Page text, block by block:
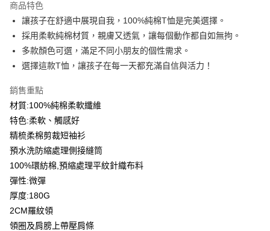
合作金庫商業銀行
華南商業銀行
彰化商業銀行
上海商業儲蓄銀行
台北富邦商業銀行
國泰世華商業銀行
兆豐國際商業銀行
臺灣中小企業銀行
台中商業銀行
聯邦商業銀行
元大商業銀行
台新國際商業銀行
台灣樂天信用卡公司
6 期 0 利率 每期
華南商業銀行
彰化商業銀行
上海商業儲蓄銀行
台北富邦商業銀行
國泰世華商業銀行
兆豐國際商業銀行
匯豐（台灣）商業銀行
聯邦商業銀行
元大商業銀行
玉山商業銀行
台灣樂天信用卡公司
12 期 0 利率 每期NT$24 21家銀行
合作金庫商業銀行
第一商業銀行
上海商業儲蓄銀行
台北富邦商業銀行
國泰世華商業銀行
臺灣中小企業銀行
匯豐（台灣）商業銀行
聯邦商業銀行
元大商業銀行
玉山商業銀行
台新國際商業銀行
超商取貨付款
LINE Pay
Apple Pay
街口支付
悠遊付
Google Pay
全盈+PAY
大哥付你分期
相關說明
商品特色
讓孩子在舒適中展現自我，100%純棉T恤是完美選擇。
採用柔軟純棉材質，親膚又透氣，讓每個動作都自如無拘。
多款顏色可選，滿足不同小朋友的個性需求。
選擇這款T恤，讓孩子在每一天都充滿自信與活力！
銷售重點
材質:100%純棉柔軟纖維
特色:柔軟、觸感好
精梳柔棉剪裁短袖衫
預水洗防縮處理側接縫筒
100%環紡棉,預縮處理平紋針織布料
彈性:微彈
厚度:180G
2CM羅紋領
領圈及肩膀上帶壓肩條